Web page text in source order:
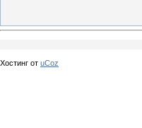
Хостинг от uCoz